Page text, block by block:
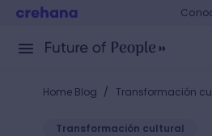
Home Blog / Transformación
Transformación cultural